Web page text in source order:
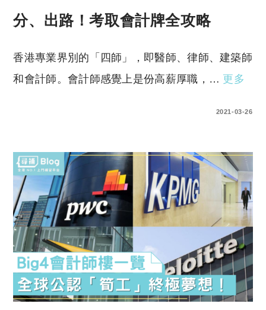
分、出路！考取會計牌全攻略
香港專業界別的「四師」，即醫師、律師、建築師
和會計師。會計師感覺上是份高薪厚職，… 更多
2021-03-26